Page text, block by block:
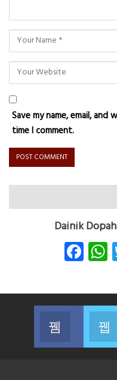
Save my name, email,
time I comment.
Dainik
Facebook
Join us